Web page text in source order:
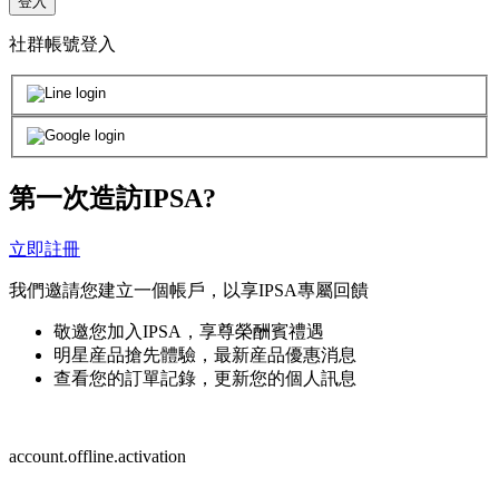
社群帳號登入
第一次造訪IPSA?
立即註冊
我們邀請您建立一個帳戶，以享IPSA專屬回饋
敬邀您加入IPSA，享尊榮酬賓禮遇
明星産品搶先體驗，最新産品優惠消息
查看您的訂單記錄，更新您的個人訊息
account.offline.activation